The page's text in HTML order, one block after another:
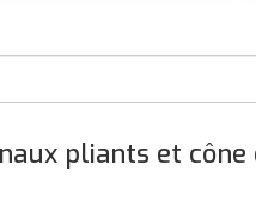
pliants et cône